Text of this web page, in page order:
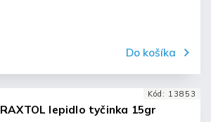
Do košíka
RAXTOL lepidlo tyčinka 15gr
Kód: 13853